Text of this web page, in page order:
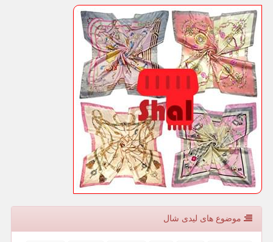
موضوع های لیدی شال